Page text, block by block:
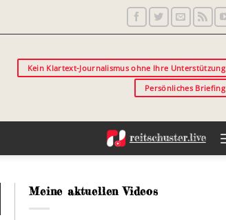
Kein Klartext-Journalismus ohne Ihre Unterstützung
Persönliches Briefing
Meine aktuellen Videos